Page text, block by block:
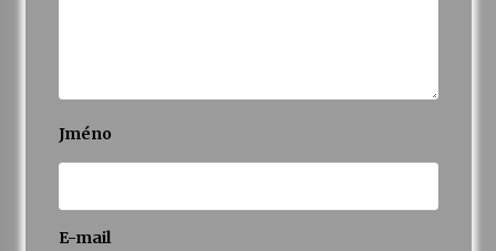
Jméno
E-mail